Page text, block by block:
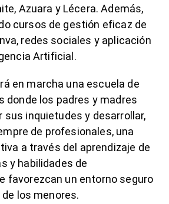
Azuara y Lécera. Además,
cursos de gestión eficaz de
redes sociales y aplicación
Artificial.
en marcha una escuela de
donde los padres y madres
sus inquietudes y desarrollar,
de profesionales, una
a través del aprendizaje de
y habilidades de
favorezcan un entorno seguro
los menores.